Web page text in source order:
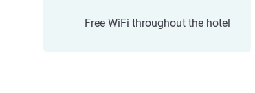
Free WiFi throughout the hotel